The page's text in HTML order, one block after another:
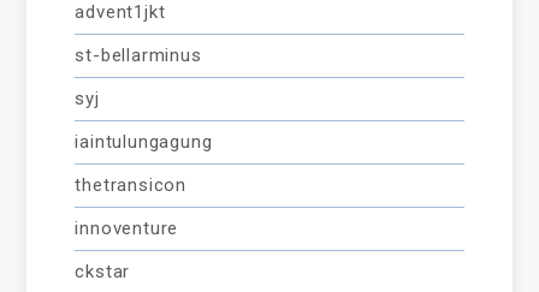
advent1jkt
st-bellarminus
syj
iaintulungagung
thetransicon
innoventure
ckstar